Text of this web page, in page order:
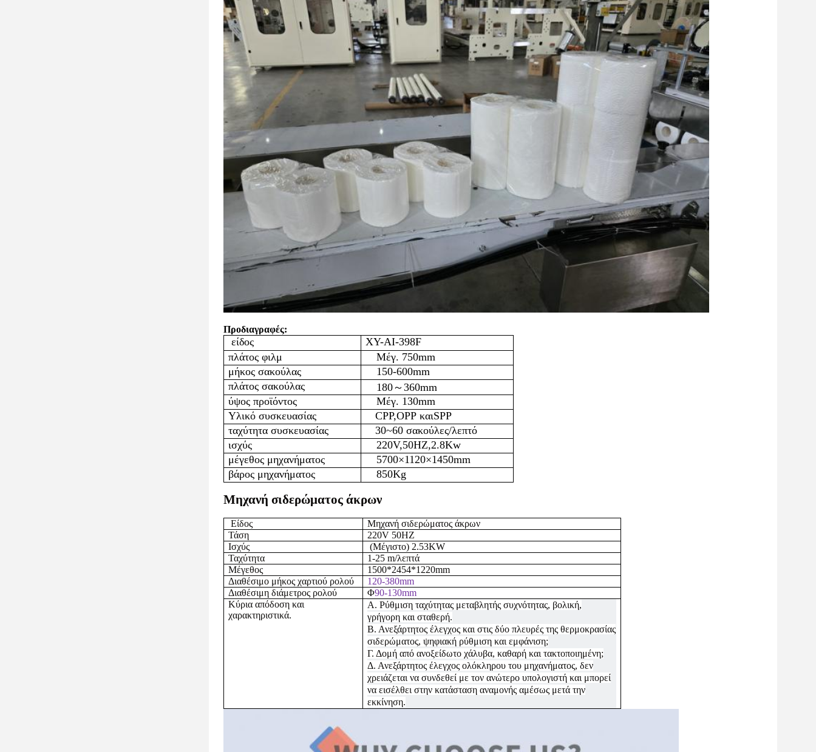
Προδιαγραφές:
είδος ΧY-AI-398F
πλάτος φιλμ
Μέγ. 750mm
μήκος σακούλας
150-600mm
πλάτος σακούλας
180～360mm
ύψος προϊόντος
Μέγ. 130mm
Υλικό συσκευασίας
CPP,OPP καιSPP
ταχύτητα συσκευασίας
30~60 σακούλες/λεπτό
ισχύς
220V,50HZ,2.8Kw
μέγεθος μηχανήματος
5700×1120×1450mm
βάρος μηχανήματος
850Kg
Μηχανή σιδερώματος άκρων
Είδος
Μηχανή σιδερώματος άκρων
Τάση
220V 50HZ
Ισχύς
(Μέγιστο) 2.53KW
Ταχύτητα
1-25 m/λεπτά
Μέγεθος
1500*2454*1220mm
Διαθέσιμο μήκος χαρτιού ρολού
120-380mm
Διαθέσιμη διάμετρος ρολού
Φ90-130mm
Κύρια απόδοση και
χαρακτηριστικά.
Α. Ρύθμιση ταχύτητας μεταβλητής συχνότητας, βολική,
γρήγορη και σταθερή.
Β. Ανεξάρτητος έλεγχος και στις δύο πλευρές της θερμοκρασίας
σιδερώματος, ψηφιακή ρύθμιση και εμφάνιση;
Γ. Δομή από ανοξείδωτο χάλυβα, καθαρή και τακτοποιημένη;
Δ. Ανεξάρτητος έλεγχος ολόκληρου του μηχανήματος, δεν
χρειάζεται να συνδεθεί με τον ανώτερο υπολογιστή και μπορεί
να εισέλθει στην κατάσταση αναμονής αμέσως μετά την
εκκίνηση.